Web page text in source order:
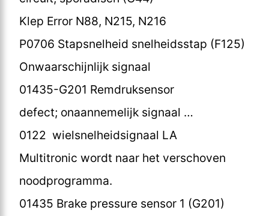
Klep Error N88, N215, N216
P0706 Stapsnelheid snelheidsstap (F125)
Onwaarschijnlijk signaal
01435-G201 Remdruksensor
defect; onaannemelijk signaal …
0122 wielsnelheidsignaal LA
Multitronic wordt naar het verschoven
noodprogramma.
01435 Brake pressure sensor 1 (G201)